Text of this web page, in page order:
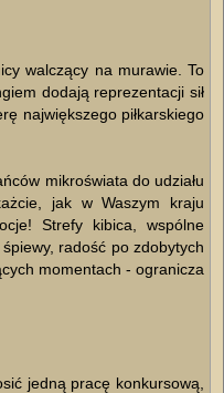
walczący na murawie. To
dodają reprezentacji sił
największego piłkarskiego
mikroświata do udziału
jak w Waszym kraju
Strefy kibica, wspólne
radość po zdobytych
momentach - ogranicza
jedną pracę konkursową,